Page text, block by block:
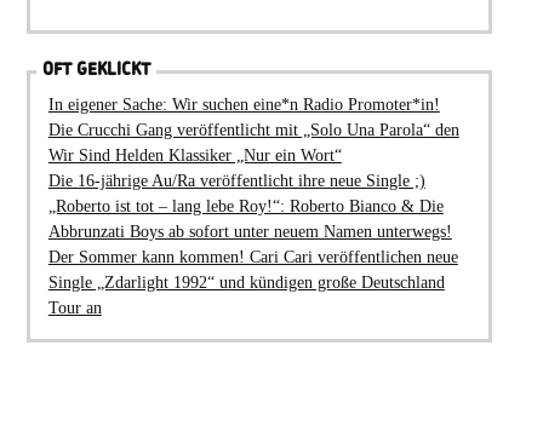
OFT GEKLICKT
In eigener Sache: Wir suchen eine*n Radio Promoter*in!
Die Crucchi Gang veröffentlicht mit „Solo Una Parola“ den
Wir Sind Helden Klassiker „Nur ein Wort“
Die 16-jährige Au/Ra veröffentlicht ihre neue Single ;)
„Roberto ist tot – lang lebe Roy!“: Roberto Bianco & Die
Abbrunzati Boys ab sofort unter neuem Namen unterwegs!
Der Sommer kann kommen! Cari Cari veröffentlichen neue
Single „Zdarlight 1992“ und kündigen große Deutschland
Tour an